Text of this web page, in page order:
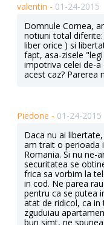
valentin - 01-24-2015
Domnule Cornea,
notiuni total
liber orice ) si
fapt, asa-zisele
impotriva celei de-
acest caz? Parerea
Piedone - 01-24-2015
Daca nu ai
am trait o perioada
Romania. Si nu ne-
securitatea se
frica sa vorbim la
in cod. Ne parea
pentru ca se putea
atat de ridicol, ca in
zguduiau
bun simt, ne